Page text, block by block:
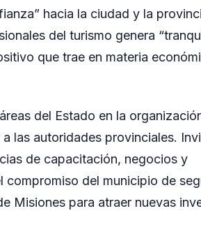
hacia la ciudad y la
del turismo genera
que trae en materia
del Estado en la
las autoridades provinciales.
de capacitación, negocios y
del municipio de
Misiones para atraer nuevas